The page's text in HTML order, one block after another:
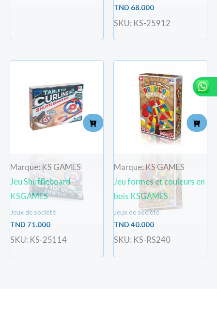
TND 68.000
SKU: KS-25912
Marque: KS GAMES
Jeu Shuffleboard
KSGAMES
Jeux de société
TND 71.000
SKU: KS-25114
Marque: KS GAMES
Jeu formes et couleurs en
bois KSGAMES
Jeux de société
TND 40.000
SKU: KS-RS240